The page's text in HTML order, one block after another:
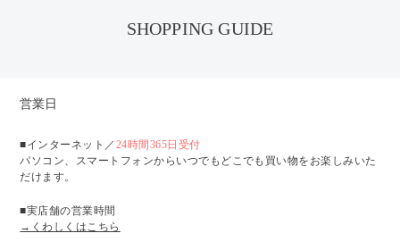
SHOPPING GUIDE
営業日
■インターネット／ 24時間365日受付
パソコン、スマートフォンからいつでもどこでも買い物をお楽しみいた
だけます。
■実店舗の営業時間
→くわしくはこちら